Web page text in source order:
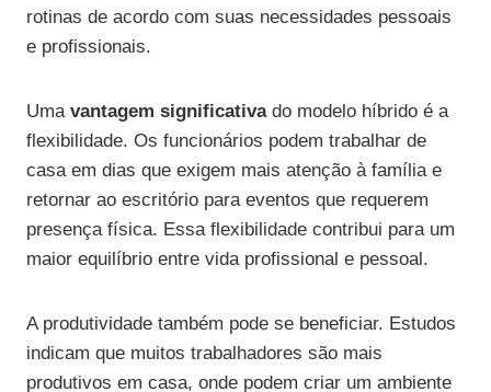
rotinas de acordo com suas necessidades pessoais
e profissionais.
Uma vantagem significativado modelo híbrido é a
flexibilidade. Os funcionários podem trabalhar de
casa em dias que exigem mais atenção à família e
retornar ao escritório para eventos que requerem
presença física. Essa flexibilidade contribui para um
maior equilíbrio entre vida profissional e pessoal.
A produtividade também pode se beneficiar. Estudos
indicam que muitos trabalhadores são mais
produtivos em casa, onde podem criar um ambiente